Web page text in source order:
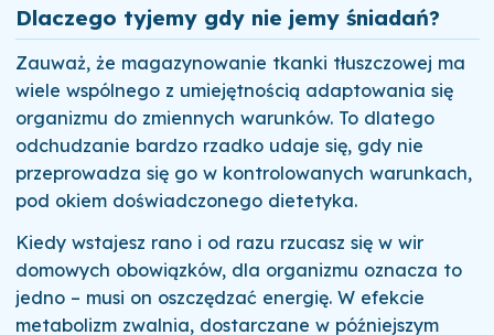
Dlaczego tyjemy gdy nie jemy śniadań?
Zauważ, że magazynowanie tkanki tłuszczowej ma
wiele wspólnego z umiejętnością adaptowania się
organizmu do zmiennych warunków. To dlatego
odchudzanie bardzo rzadko udaje się, gdy nie
przeprowadza się go w kontrolowanych warunkach,
pod okiem doświadczonego dietetyka.
Kiedy wstajesz rano i od razu rzucasz się w wir
domowych obowiązków, dla organizmu oznacza to
jedno – musi on oszczędzać energię. W efekcie
metabolizm zwalnia, dostarczane w późniejszym